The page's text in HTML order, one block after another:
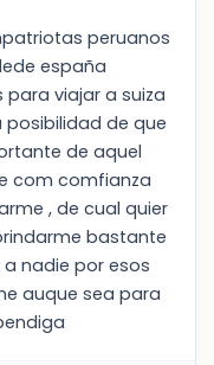
peruanos
españa
viajar a suiza
posibilidad de que
de aquel
com comfianza
, de cual quier
bastante
nadie por esos
auque sea para